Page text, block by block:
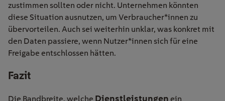
zustimmen sollten oder nicht. Unternehmen könnten
diese Situation ausnutzen, um Verbraucher*innen zu
übervorteilen. Auch sei weiterhin unklar, was konkret mit
den Daten passiere, wenn Nutzer*innen sich für eine
Freigabe entschlossen hätten.
Fazit
Die Bandbreite, welche Dienstleistungen ein